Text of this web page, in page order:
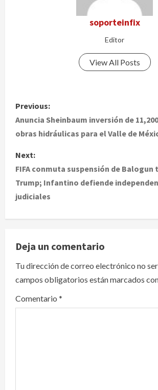
soporteinfix
Editor
View All Posts
P
o
t
n
i
g
a
Previous:
Anuncia Sheinbaum inversión de
obras hidráulicas para el Valle de
Next:
FIFA conmuta suspensión de Balogun
Trump; Infantino defiende
judiciales
Deja un comentario
Tu dirección de correo electrónico no
campos obligatorios están marcados
Comentario *